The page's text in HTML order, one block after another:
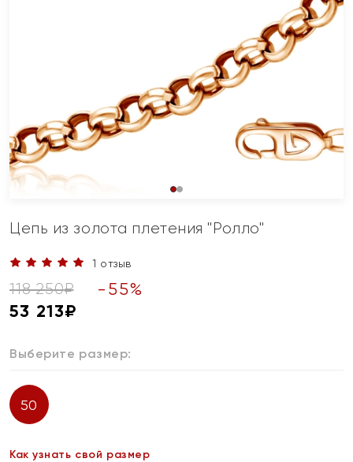
Цепь из золота плетения "Ролло"
1 отзыв
118 250₽ - 55%
53 213₽
Выберите размер:
50
Как узнать свой размер